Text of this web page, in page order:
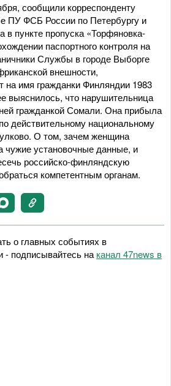
сообщили корреспонденту
ПУ ФСБ России по Петербургу и
в пункте пропуска «Торфяновка-
паспортного контроля на
Службы в городе Выборге
внешности,
на имя гражданки Финляндии 1983
выяснилось, что нарушительница
гражданкой Сомали. Она прибыла
действительному национальному
О том, зачем женщина
чужие установочные данные, и
российско-финляндскую
компетентным органам.
о главных событиях в
- подписывайтесь на канал 47news в